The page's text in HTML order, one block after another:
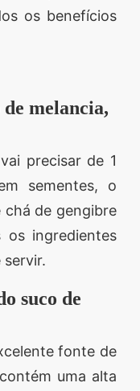
os benefícios
melancia,
precisar de 1
sementes, o
chá de gengibre
os ingredientes
suco de
fonte de
uma alta